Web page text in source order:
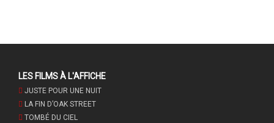
LES FILMS À L'AFFICHE
JUSTE POUR UNE NUIT
LA FIN D’OAK STREET
TOMBÉ DU CIEL